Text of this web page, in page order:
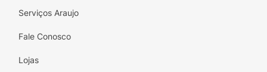
Serviços Araujo
Fale Conosco
Lojas